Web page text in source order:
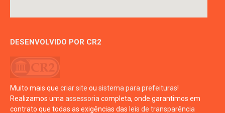
DESENVOLVIDO POR CR2
Muito mais que criar site ou sistema para prefeituras!
Realizamos uma assessoria completa, onde garantimos em
contrato que todas as exigências das leis de transparência